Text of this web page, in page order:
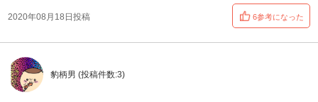
2020年08月18日投稿 6参考になった
豹柄男 (投稿件数:3)